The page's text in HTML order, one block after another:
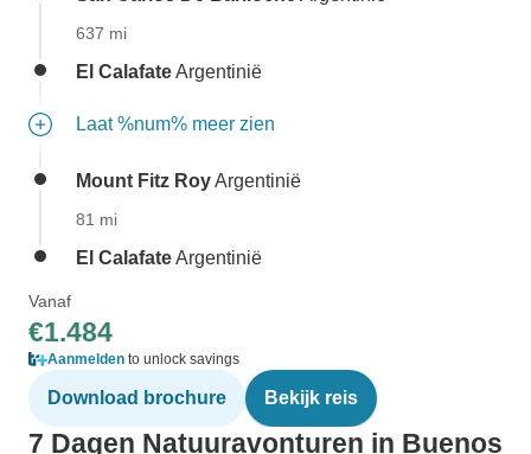
637 mi
El CalafateArgentinië
Laat %num% meer zien
Mount Fitz RoyArgentinië
81 mi
El CalafateArgentinië
Vanaf
€1.484
Aanmelden to unlock savings
Download brochure Bekijk reis
7 Dagen Natuuravonturen in Buenos